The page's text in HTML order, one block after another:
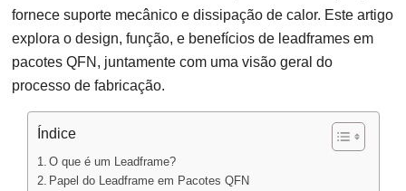
fornece suporte mecânico e dissipação de calor. Este artigo
explora o design, função, e benefícios de leadframes em
pacotes QFN, juntamente com uma visão geral do
processo de fabricação.
Índice
O que é um Leadframe?
Papel do Leadframe em Pacotes QFN